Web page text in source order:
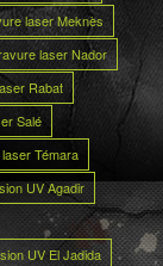
laser Meknès
laser Nador
Rabat
Salé
Témara
UV Agadir
UV El Jadida